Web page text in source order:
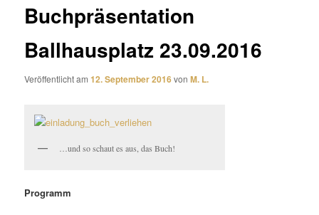
Buchpräsentation
Ballhausplatz 23.09.2016
Veröffentlicht am12. September 2016vonM. L.
…und so schaut es aus, das Buch!
Programm